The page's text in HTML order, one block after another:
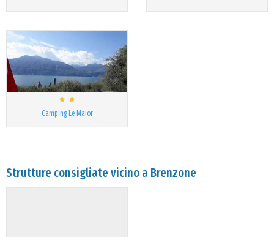
Camping Le Maior
Strutture consigliate vicino a Brenzone